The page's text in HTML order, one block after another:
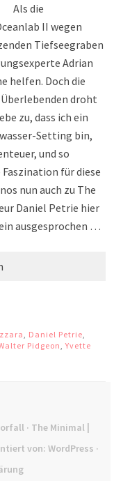
Als die
II wegen
Tiefseegraben
Adrian
helfen. Doch die
droht
zu, dass ich ein
Setting bin,
und so
für diese
nun auch zu The
Daniel Petrie hier
ausgesprochen …
Daniel Petrie
Pidgeon ,Yvette
· The Minimal |
von: WordPress ·